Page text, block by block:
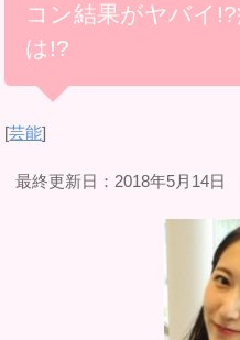
コン結果がヤバイ
は!?
[芸能]
最終更新日：2018年5月14日